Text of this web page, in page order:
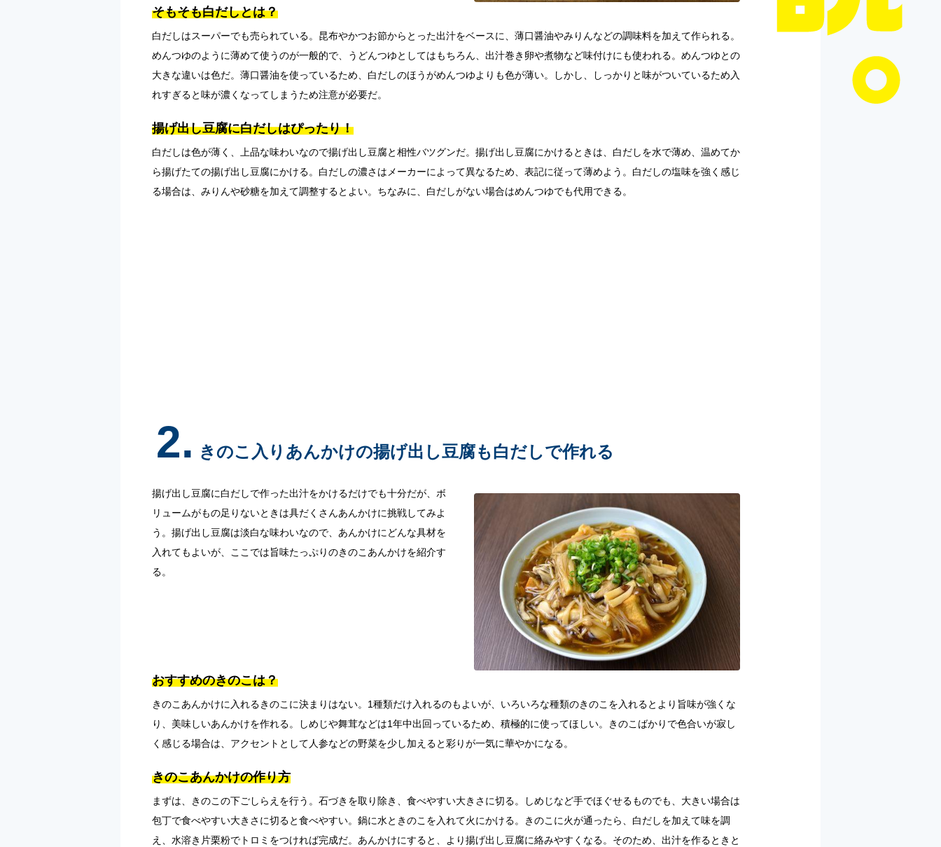
そもそも白だしとは？
白だしはスーパーでも売られている。昆布やかつお節からとった出汁をベースに、薄口醤油やみりんなどの調味料を加えて作られる。
めんつゆのように薄めて使うのが一般的で、うどんつゆとしてはもちろん、出汁巻き卵や煮物など味付けにも使われる。めんつゆとの
大きな違いは色だ。薄口醤油を使っているため、白だしのほうがめんつゆよりも色が薄い。しかし、しっかりと味がついているため入
れすぎると味が濃くなってしまうため注意が必要だ。
揚げ出し豆腐に白だしはぴったり！
白だしは色が薄く、上品な味わいなので揚げ出し豆腐と相性バツグンだ。揚げ出し豆腐にかけるときは、白だしを水で薄め、温めてか
ら揚げたての揚げ出し豆腐にかける。白だしの濃さはメーカーによって異なるため、表記に従って薄めよう。白だしの塩味を強く感じ
る場合は、みりんや砂糖を加えて調整するとよい。ちなみに、白だしがない場合はめんつゆでも代用できる。
2. きのこ入りあんかけの揚げ出し豆腐も白だしで作れる
揚げ出し豆腐に白だしで作った出汁をかけるだけでも十分だが、ボ
リュームがもの足りないときは具だくさんあんかけに挑戦してみよ
う。揚げ出し豆腐は淡白な味わいなので、あんかけにどんな具材を
入れてもよいが、ここでは旨味たっぷりのきのこあんかけを紹介す
る。
おすすめのきのこは？
きのこあんかけに入れるきのこに決まりはない。1種類だけ入れるのもよいが、いろいろな種類のきのこを入れるとより旨味が強くな
り、美味しいあんかけを作れる。しめじや舞茸などは1年中出回っているため、積極的に使ってほしい。きのこばかりで色合いが寂し
く感じる場合は、アクセントとして人参などの野菜を少し加えると彩りが一気に華やかになる。
きのこあんかけの作り方
まずは、きのこの下ごしらえを行う。石づきを取り除き、食べやすい大きさに切る。しめじなど手でほぐせるものでも、大きい場合は
包丁で食べやすい大きさに切ると食べやすい。鍋に水ときのこを入れて火にかける。きのこに火が通ったら、白だしを加えて味を調
え、水溶き片栗粉でトロミをつければ完成だ。あんかけにすると、より揚げ出し豆腐に絡みやすくなる。そのため、出汁を作るときと